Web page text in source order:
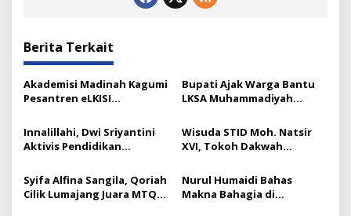
Berita Terkait
Akademisi Madinah Kagumi
Pesantren eLKISI
Bupati Ajak Warga Bantu
LKSA Muhammadiyah
Innalillahi, Dwi Sriyantini
Aktivis Pendidikan
Wisuda STID Moh. Natsir
XVI, Tokoh Dakwah
Kaderisasi
Syifa Alfina Sangila, Qoriah
Cilik Lumajang Juara MTQ
Nurul Humaidi Bahas
Makna Bahagia di